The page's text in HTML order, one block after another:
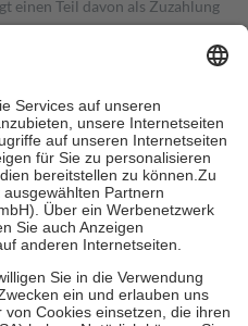
einen Teil davon als Zuzahlung
in Höhe von zehn
nie mehr als die tatsächlichen
auch für Online-Apotheken.
beträgt die
sowie zehn Euro je
für ihre eigene Gesundheit zu
der Familie zu unterstützen,
vollendeten 18. Lebensjahr